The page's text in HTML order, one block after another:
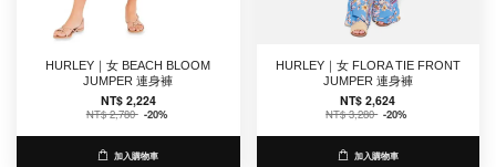
HURLEY｜女 BEACH BLOOM
JUMPER 連身褲
NT$ 2,224
NT$ 2,780 -20%
加入購物車
HURLEY｜女 FLORA TIE FRONT
JUMPER 連身褲
NT$ 2,624
NT$ 3,280 -20%
加入購物車